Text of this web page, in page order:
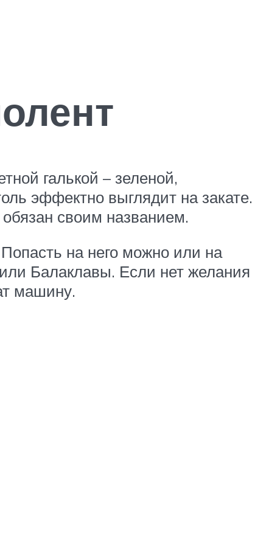
галькой – зеленой,
эффектно выглядит на закате.
своим названием.
на него можно или на
Балаклавы. Если нет желания
машину.